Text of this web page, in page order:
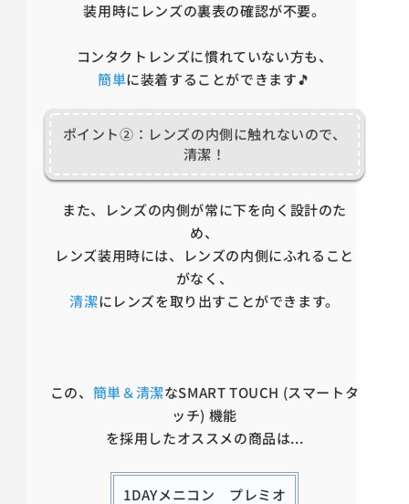
装用時にレンズの裏表の確認が不要。
コンタクトレンズに慣れていない方も、
簡単に装着することができます🎵
ポイント②：レンズの内側に触れないので、
清潔！
また、レンズの内側が常に下を向く設計のた
め、
レンズ装用時には、レンズの内側にふれること
がなく、
清潔にレンズを取り出すことができます。
この、 簡単＆清潔なSMART TOUCH (スマートタ
ッチ) 機能
を採用したオススメの商品は...
1DAYメニコン プレミオ